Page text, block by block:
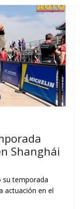
Shanghái
su temporada
actuación en el